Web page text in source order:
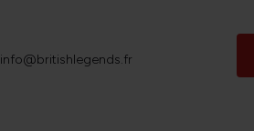
info@britishlegends.fr